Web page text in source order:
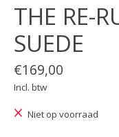
THE RE-
SUEDE
€169,00
Incl. btw
Niet op voorraad